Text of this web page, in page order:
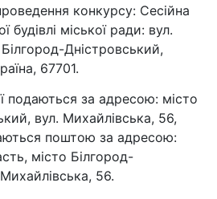
конкурсу: Сесійна
будівлі міської ради: вул.
Дністровський,
67701.
подаються за адресою: місто
вул. Михайлівська, 56,
поштою за адресою:
місто Білгород-
56.